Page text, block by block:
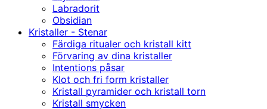
Labradorit
Obsidian
Kristaller - Stenar
Färdiga ritualer och kristall kitt
Förvaring av dina kristaller
Intentions påsar
Klot och fri form kristaller
Kristall pyramider och kristall torn
Kristall smycken